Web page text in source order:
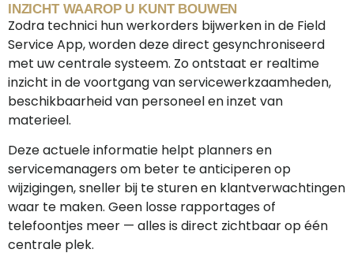
INZICHT WAAROP U KUNT BOUWEN
Zodra technici hun werkorders bijwerken in de Field
Service App, worden deze direct gesynchroniseerd
met uw centrale systeem. Zo ontstaat er realtime
inzicht in de voortgang van servicewerkzaamheden,
beschikbaarheid van personeel en inzet van
materieel.
Deze actuele informatie helpt planners en
servicemanagers om beter te anticiperen op
wijzigingen, sneller bij te sturen en klantverwachtingen
waar te maken. Geen losse rapportages of
telefoontjes meer — alles is direct zichtbaar op één
centrale plek.